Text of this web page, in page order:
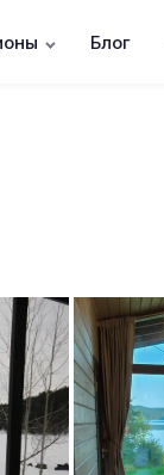
Блог